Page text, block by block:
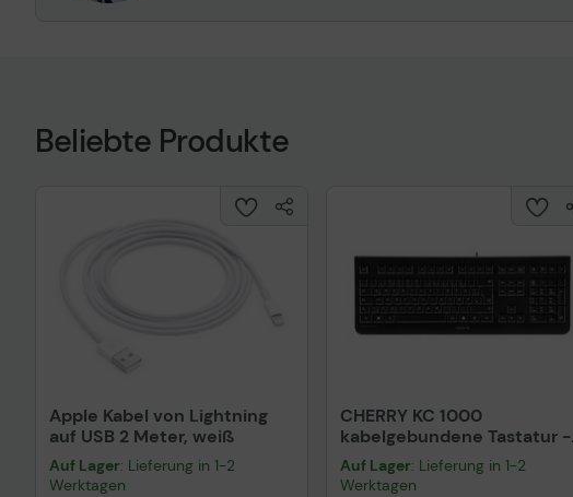
Beliebte Produkte
Apple Kabel von Lightning
auf USB 2 Meter, weiß
Auf Lager: Lieferung in 1-2
Werktagen
CHERRY KC 1000
kabelgebundene Tastatur -
QWERTZ DE - schwarz
Auf Lager: Lieferung in 1-2
Werktagen